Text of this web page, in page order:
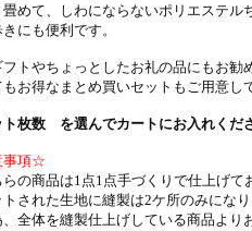
めて、しわにならないポリエステル
にも便利です。
トやちょっとしたお礼の品にもお勧
もお得なまとめ買いセットもご用意し
ト枚数 を選んでカートにお入れくだ
事項☆
らの商品は1点1点手づくりで仕上げて
トされた生地に縫製は2ケ所のみになり
、全体を縫製仕上げしている商品より